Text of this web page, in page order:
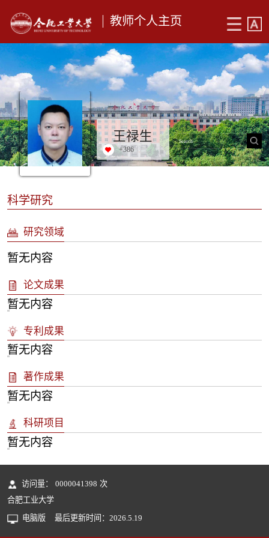
教师个人主页
王禄生
+386
科学研究
研究领域
暂无内容
论文成果
暂无内容
专利成果
暂无内容
著作成果
暂无内容
科研项目
暂无内容
访问量： 0000041398 次
合肥工业大学
电脑版
最后更新时间： 2026.5.19